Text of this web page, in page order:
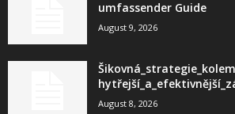
umfassender Guide
August 9, 2026
August 8, 2026